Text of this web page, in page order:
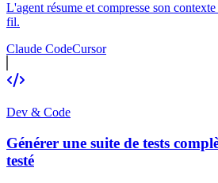
L'agent résume et compresse son
fil.
Claude CodeCursor
Dev & Code
Générer une suite de tests
testé